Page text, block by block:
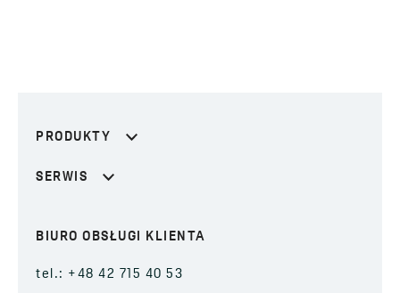
PRODUKTY
SERWIS
BIURO OBSŁUGI KLIENTA
tel.: +48 42 715 40 53